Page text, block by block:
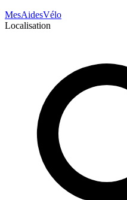
MesAidesVélo
Localisation